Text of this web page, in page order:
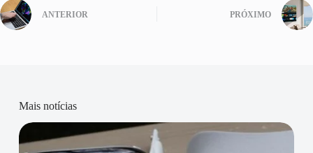
ANTERIOR PRÓXIMO
Mais notícias